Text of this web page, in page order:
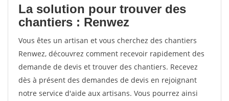
La solution pour trouver des
chantiers : Renwez
Vous êtes un artisan et vous cherchez des chantiers
Renwez, découvrez comment recevoir rapidement des
demande de devis et trouver des chantiers. Recevez
dès à présent des demandes de devis en rejoignant
notre service d'aide aux artisans. Vous pourrez ainsi